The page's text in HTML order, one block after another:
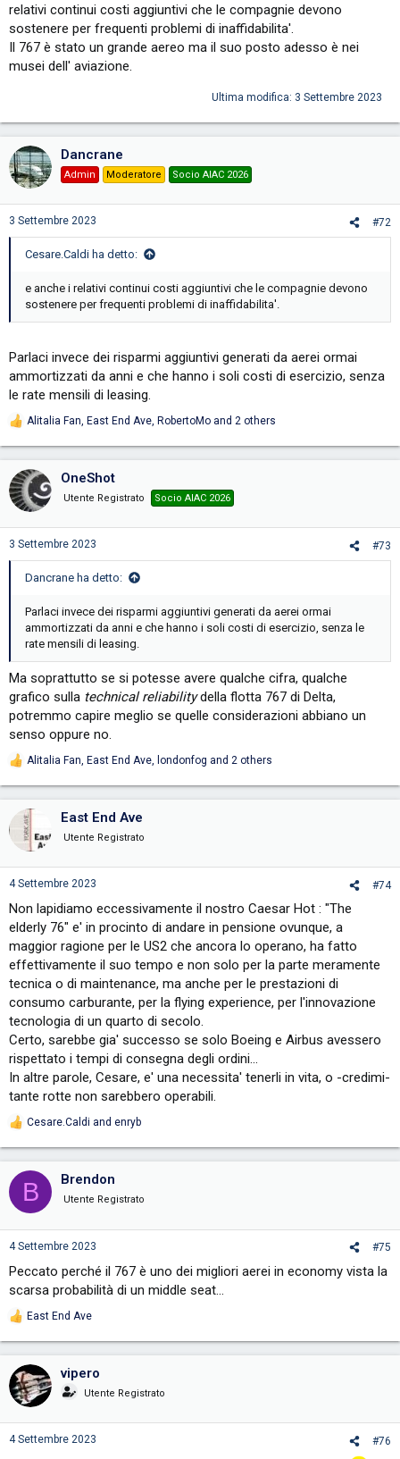
relativi continui costi aggiuntivi che le compagnie devono
sostenere per frequenti problemi di inaffidabilita'.
Il 767 è stato un grande aereo ma il suo posto adesso è nei
musei dell' aviazione.
Ultima modifica: 3 Settembre 2023
Dancrane
Admin Moderatore Socio AIAC 2026
3 Settembre 2023 #72
Cesare.Caldi ha detto:
e anche i relativi continui costi aggiuntivi che le compagnie devono
sostenere per frequenti problemi di inaffidabilita'.
Parlaci invece dei risparmi aggiuntivi generati da aerei ormai
ammortizzati da anni e che hanno i soli costi di esercizio, senza
le rate mensili di leasing.
R
t
i
n
s
Alitalia Fan, East End Ave, RobertoMo and 2 others
OneShot
Utente Registrato Socio AIAC 2026
3 Settembre 2023 #73
Dancrane ha detto:
Parlaci invece dei risparmi aggiuntivi generati da aerei ormai
ammortizzati da anni e che hanno i soli costi di esercizio, senza le
rate mensili di leasing.
Ma soprattutto se si potesse avere qualche cifra, qualche
grafico sulla technical reliabilitydella flotta 767 di Delta,
potremmo capire meglio se quelle considerazioni abbiano un
senso oppure no.
R
t
i
n
s
Alitalia Fan, East End Ave, londonfog and 2 others
East End Ave
Utente Registrato
4 Settembre 2023 #74
Non lapidiamo eccessivamente il nostro Caesar Hot : "The
elderly 76" e' in procinto di andare in pensione ovunque, a
maggior ragione per le US2 che ancora lo operano, ha fatto
effettivamente il suo tempo e non solo per la parte meramente
tecnica o di maintenance, ma anche per le prestazioni di
consumo carburante, per la flying experience, per l'innovazione
tecnologia di un quarto di secolo.
Certo, sarebbe gia' successo se solo Boeing e Airbus avessero
rispettato i tempi di consegna degli ordini...
In altre parole, Cesare, e' una necessita' tenerli in vita, o -credimi-
tante rotte non sarebbero operabili.
R
t
i
n
s
Cesare.Caldi and enryb
B Brendon
Utente Registrato
4 Settembre 2023 #75
Peccato perché il 767 è uno dei migliori aerei in economy vista la
scarsa probabilità di un middle seat…
R
t
i
n
s
East End Ave
vipero
Utente Registrato
4 Settembre 2023 #76